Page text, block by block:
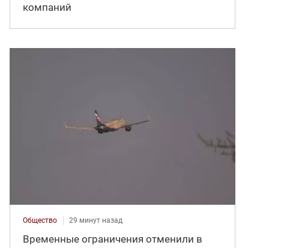
компаний
Общество 29 минут назад
Временные ограничения отменили в